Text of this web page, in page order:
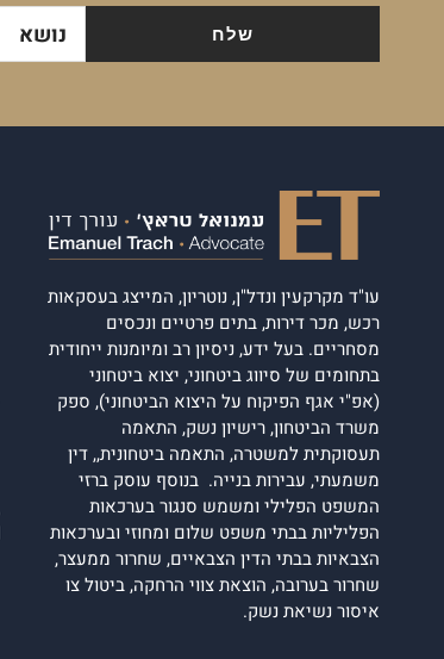
נושא
עו"ד מקרקעין ונדל"ן, נוטריון, המייצג בעסקאות
רכש, מכר דירות, בתים פרטיים ונכסים
מסחריים. בעל ידע, ניסיון רב ומיומנות ייחודית
בתחומים של סיווג ביטחוני, יצוא ביטחוני
(אפ"י אגף הפיקוח על היצוא הביטחוני), ספק
משרד הביטחון, רישיון נשק, התאמה
תעסוקתית למשטרה, התאמה ביטחונית,, דין
משמעתי, עבירות בנייה. בנוסף עוסק ברזי
המשפט הפלילי ומשמש סנגור בערכאות
הפליליות בבתי משפט שלום ומחוזי ובערכאות
הצבאיות בבתי הדין הצבאיים, שחרור ממעצר,
שחרור בערובה, הוצאת צווי הרחקה, ביטול צו
איסור נשיאת נשק.